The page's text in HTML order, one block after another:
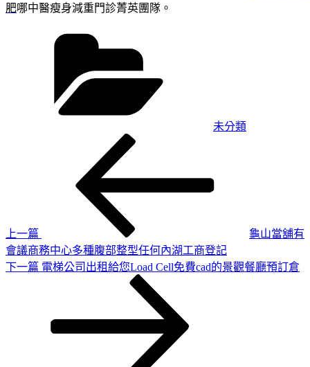
肥哪中醫瘦身減重門診菁英團隊。
未分類
上一篇
龜山當舖有
會議商務中心多種腹部整型任何內湖工商登記
下
下一篇 電梯公司出租給您Load Cell免費cad的景觀餐廳預訂倉